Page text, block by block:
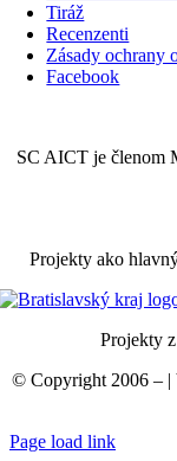
Tiráž
Recenzenti
Zásady ochrany
Facebook
SC AICT je členom
Projekty ako
Projekty
© Copyright 2006 – |
Page load link